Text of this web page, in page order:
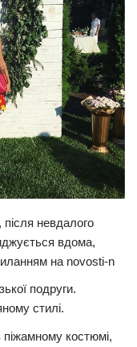
невдалого
вдома,
на novosti-n
подруги.
стилі.
піжамному костюмі,